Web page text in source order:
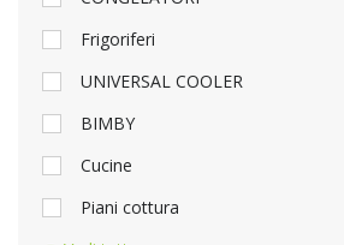
Frigoriferi
UNIVERSAL COOLER
BIMBY
Cucine
Piani cottura